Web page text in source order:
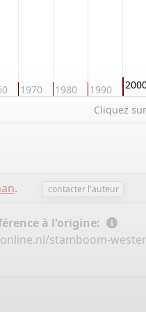
1970 1980 1990
Cliquez
. contacter l'auteur
à l'origine:
stamboom-